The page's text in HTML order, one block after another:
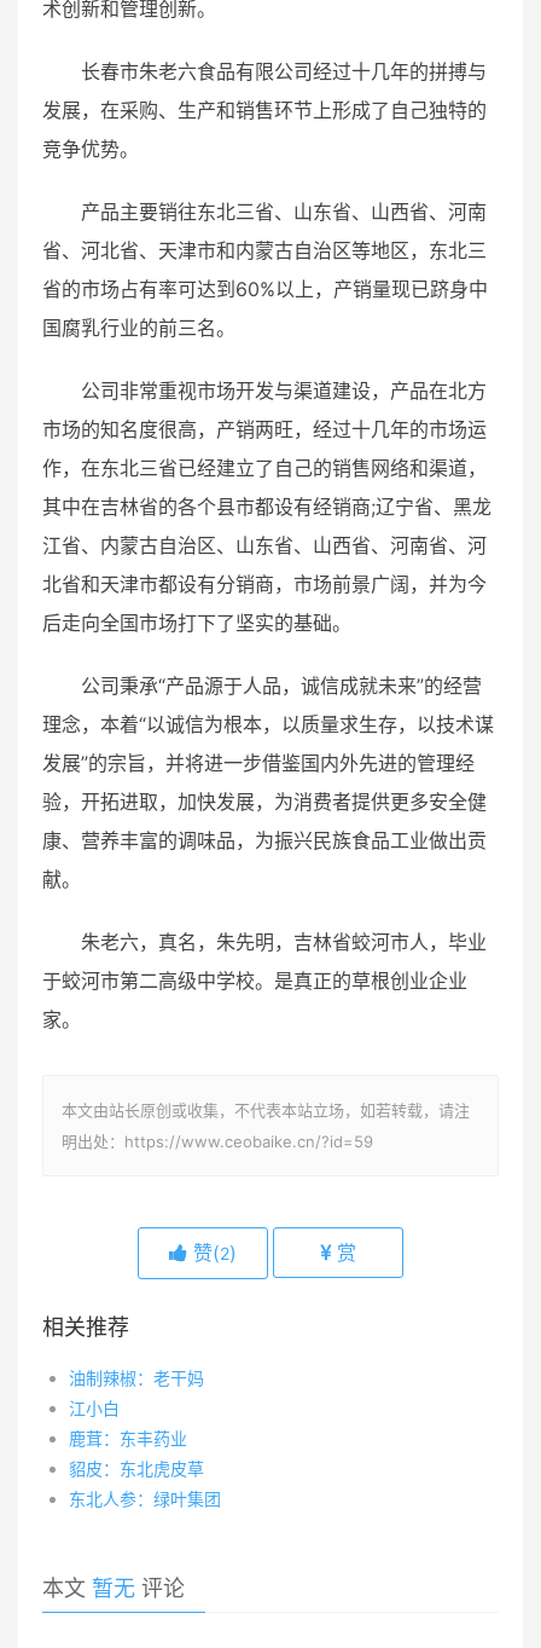
术创新和管理创新。
长春市朱老六食品有限公司经过十几年的拼搏与
发展，在采购、生产和销售环节上形成了自己独特的
竞争优势。
产品主要销往东北三省、山东省、山西省、河南
省、河北省、天津市和内蒙古自治区等地区，东北三
省的市场占有率可达到60%以上，产销量现已跻身中
国腐乳行业的前三名。
公司非常重视市场开发与渠道建设，产品在北方
市场的知名度很高，产销两旺，经过十几年的市场运
作，在东北三省已经建立了自己的销售网络和渠道，
其中在吉林省的各个县市都设有经销商;辽宁省、黑龙
江省、内蒙古自治区、山东省、山西省、河南省、河
北省和天津市都设有分销商，市场前景广阔，并为今
后走向全国市场打下了坚实的基础。
公司秉承“产品源于人品，诚信成就未来”的经营
理念，本着“以诚信为根本，以质量求生存，以技术谋
发展”的宗旨，并将进一步借鉴国内外先进的管理经
验，开拓进取，加快发展，为消费者提供更多安全健
康、营养丰富的调味品，为振兴民族食品工业做出贡
献。
朱老六，真名，朱先明，吉林省蛟河市人，毕业
于蛟河市第二高级中学校。是真正的草根创业企业
家。
本文由站长原创或收集，不代表本站立场，如若转载，请注
明出处：https://www.ceobaike.cn/?id=59
赞(2) 赏
相关推荐
油制辣椒：老干妈
江小白
鹿茸：东丰药业
貂皮：东北虎皮草
东北人参：绿叶集团
本文 暂无 评论